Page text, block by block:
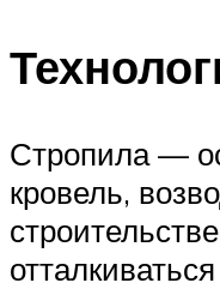
Стропила —
кровель,